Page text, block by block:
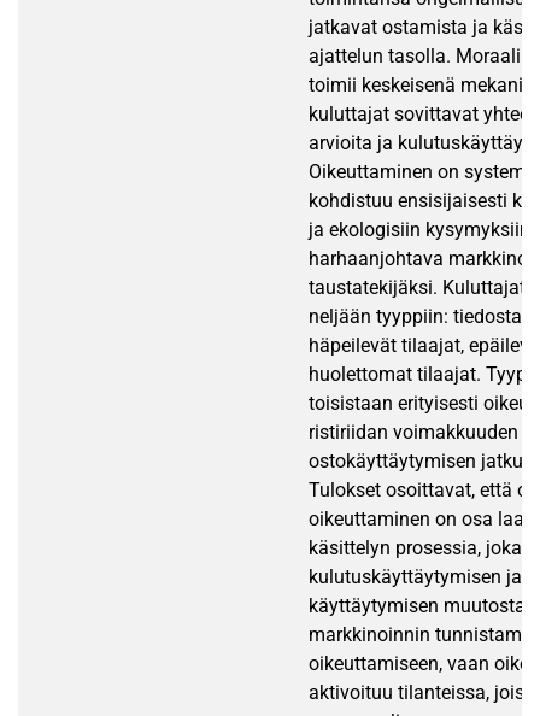
jatkavat ostamista ja
ajattelun tasolla.
toimii keskeisenä
kuluttajat sovittavat
arvioita ja
Oikeuttaminen on
kohdistuu ensisijaisesti
ja ekologisiin kysymyksiin,
harhaanjohtava
taustatekijäksi. Kuluttajat
neljään tyyppiin:
häpeilevät tilaajat,
huolettomat tilaajat.
toisistaan erityisesti
ristiriidan voimakkuuden ja
ostokäyttäytymisen
Tulokset osoittavat, että
oikeuttaminen on osa
käsittelyn prosessia, joka
kulutuskäyttäytymisen
käyttäytymisen muutosta.
markkinoinnin
oikeuttamiseen, vaan
aktivoituu tilanteissa,